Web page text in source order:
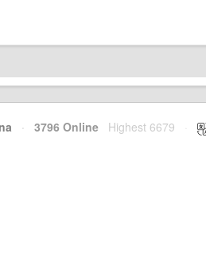
· 3796 Online Highest 6679